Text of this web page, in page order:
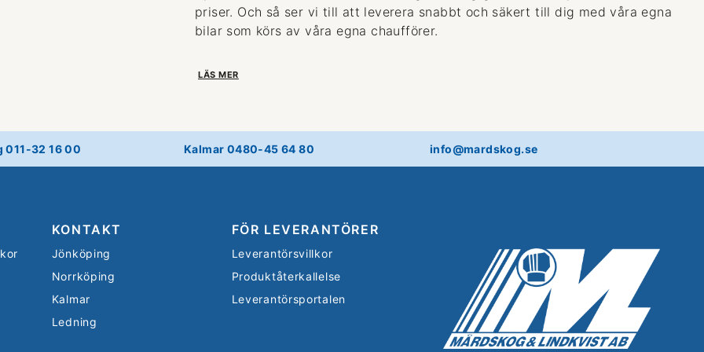
priser. Och så ser vi till att leverera snabbt och säkert till dig med våra egna
bilar som körs av våra egna chaufförer.
LÄS MER
011-32 16 00 Kalmar 0480-45 64 80 info@mardskog.se
KONTAKT
Jönköping
Norrköping
Kalmar
Ledning
FÖR LEVERANTÖRER
Leverantörsvillkor
Produktåterkallelse
Leverantörsportalen